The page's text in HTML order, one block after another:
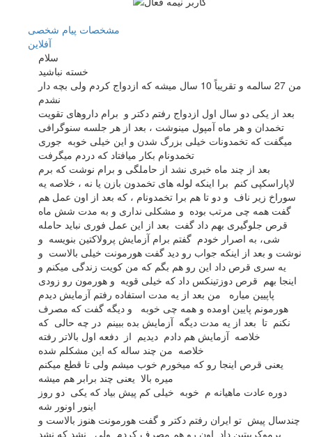
مشخصات پیام شخصی
آفلاين
سلام
خسته نباشید
من 27 سالمه و تقریباً 10 سال میشه که ازدواج کردم ولی بچه دار
نشدم
بعد از یکی دو سال اول ازدواج رفتم دکتر و برام داروهای تقویت
تخمدان و هر ماه آمپول مینوشت ، بعد از هر جلسه سنوگرافی
میگفت که تخمدونات خیلی بزرگ شدن و این خیلی خوبه جوری
تخمدونام بکار میافتاد که دردم میگرفت
بعد از چند ماه خبری نشد از حاملگی و برام نوشت که برم
لاپاراسکپی کنم برا اینکه لوله های تخمدون بازن یا نه ، خلاصه یه
سوراخ زیر ناف و دو تا هم برا تخمدونام ، که بعد از اون عمل هم
گفت همه چی مرتب بوده و مشکلی نداری و به مدت شش ماه
قرص جلوگیری بهم داد گفت بعد از این عمل فوری نباید حامله
شی، به اصرار خودم گفتم برام آزمایش پرولاکتین بنویسه و
نوشت و بعد از اینکه جواب رو دید گفت هورمونت خیلی بالاست و
یه سری قرص داد این رو هم بگم که من کویت زندگی میکنم و
اینجا بهم قرص دوزتینکس داد که خیلی قویه و هورمون رو زودی
پاپیین میاره من بعد از یه مدت استفاده رفتم آزمایش دیدم
هورمونم پایین اومده و همه چی خوبه و دیگه گفت که مصرف
نکنم تا بعد از یه مدت دیگه آزمایش بده ببینم در چه حالی که
خلاصه آزمایش هم دادم دیدیم از دفعه اول بالاتر رفته
خلاصه من چند ساله که این مشکلم شده
یعنی قرص اینجا رو که میخورم خوب میشم ولی تا قطع میکنم
میره بالا یعنی چند برابر هم میشه
دوره عادت ماهیانه م خوبه خیلی کم پیش بیاد که یکی دو روز
چندسال پیش تو ایران رفتم دکتر و گفت هورمونت هنوز بالاست و
برموکریپتین داد اون رو هم مصرف کردم ولی نشد که نشد